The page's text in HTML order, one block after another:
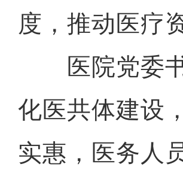
度，推动医疗
医院党委书
化医共体建设
实惠，医务人